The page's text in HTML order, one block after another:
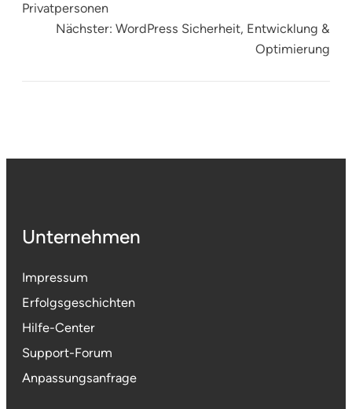
Privatpersonen
Nächster: WordPress Sicherheit, Entwicklung &
Optimierung
Unternehmen
Impressum
Erfolgsgeschichten
Hilfe-Center
Support-Forum
Anpassungsanfrage